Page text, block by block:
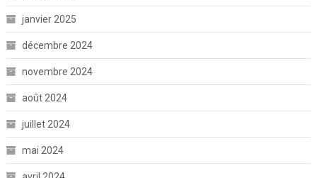
janvier 2025
décembre 2024
novembre 2024
août 2024
juillet 2024
mai 2024